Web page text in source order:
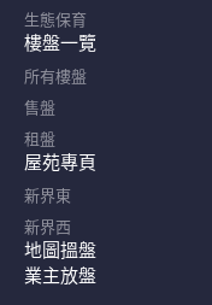
生態保育
樓盤一覽
所有樓盤
售盤
租盤
屋苑專頁
新界東
新界西
地圖搵盤
業主放盤